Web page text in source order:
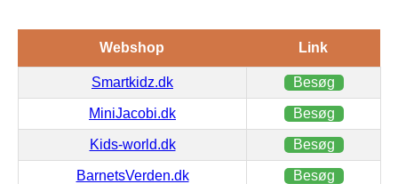
Webshop Link
Smartkidz.dk Besøg
MiniJacobi.dk Besøg
Kids-world.dk Besøg
BarnetsVerden.dk Besøg